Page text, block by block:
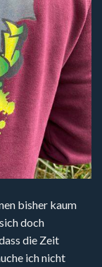
bisher kaum
doch
die Zeit
ich nicht